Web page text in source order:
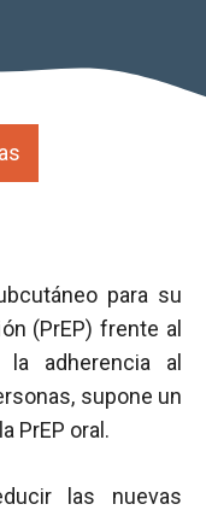
para su
(PrEP) frente al
adherencia al
supone un
PrEP oral.
las nuevas